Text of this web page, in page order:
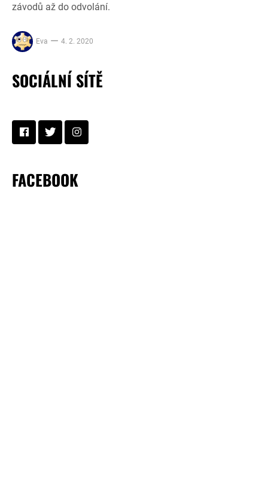
závodů až do odvolání.
Eva 4. 2. 2020
SOCIÁLNÍ SÍTĚ
FACEBOOK